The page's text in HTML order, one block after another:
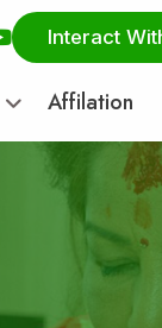
Interact
Affilation